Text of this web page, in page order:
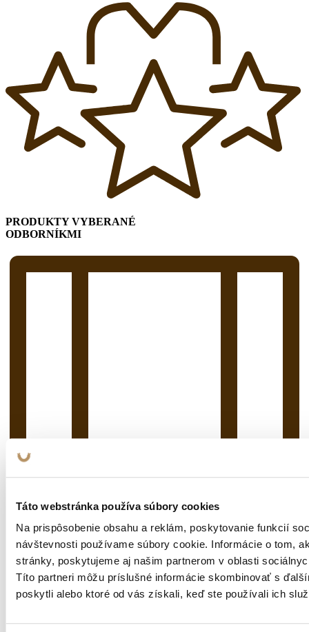
Táto webstránka používa súbory cookies
Na prispôsobenie obsahu a reklám, poskytovanie funkcií
návštevnosti používame súbory cookie. Informácie o tom,
stránky, poskytujeme aj našim partnerom v oblasti
Títo partneri môžu príslušné informácie skombinovať s
poskytli alebo ktoré od vás získali, keď ste používali ich
PRODUKTY VYBERANÉ
ODBORNÍKMI